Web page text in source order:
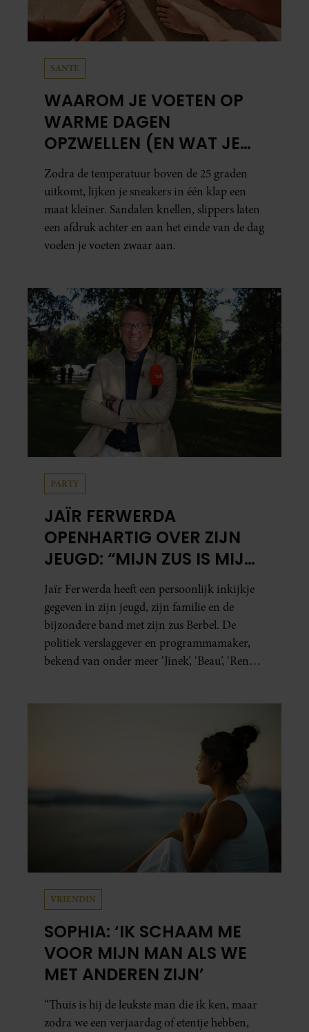
SANTE
WAAROM JE VOETEN OP
WARME DAGEN
OPZWELLEN (EN WAT JE
ERAAN KUNT DOEN)
Zodra de temperatuur boven de 25 graden
uitkomt, lijken je sneakers in één klap een
maat kleiner. Sandalen knellen, slippers laten
een afdruk achter en aan het einde van de dag
voelen je voeten zwaar aan.
PARTY
JAÏR FERWERDA
OPENHARTIG OVER ZIJN
JEUGD: “MIJN ZUS IS MIJN
MORELE KOMPAS”
Jaïr Ferwerda heeft een persoonlijk inkijkje
gegeven in zijn jeugd, zijn familie en de
bijzondere band met zijn zus Berbel. De
politiek verslaggever en programmamaker,
bekend van onder meer ‘Jinek’, ‘Beau’, ‘Renze’,
VRIENDIN
SOPHIA: ‘IK SCHAAM ME
VOOR MIJN MAN ALS WE
MET ANDEREN ZIJN’
“Thuis is hij de leukste man die ik ken, maar
zodra we een verjaardag of etentje hebben,